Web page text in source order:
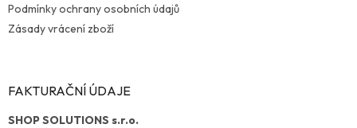
Podmínky ochrany osobních údajů
Zásady vrácení zboží
FAKTURAČNÍ ÚDAJE
SHOP SOLUTIONS s.r.o.